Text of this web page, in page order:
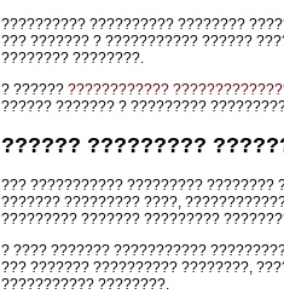
?????????? ?????????? ????????
??? ??????? ? ??????????? ??????
???????? ????????.
? ?????? ????????????
?????? ??????? ? ?????????
?????? ?????????
??? ??????????? ????????? ????????
??????? ????????? ????,
????????? ??????? ?????????
? ???? ??????? ???????????
??? ??????? ?????????? ????????,
??????????? ????????.